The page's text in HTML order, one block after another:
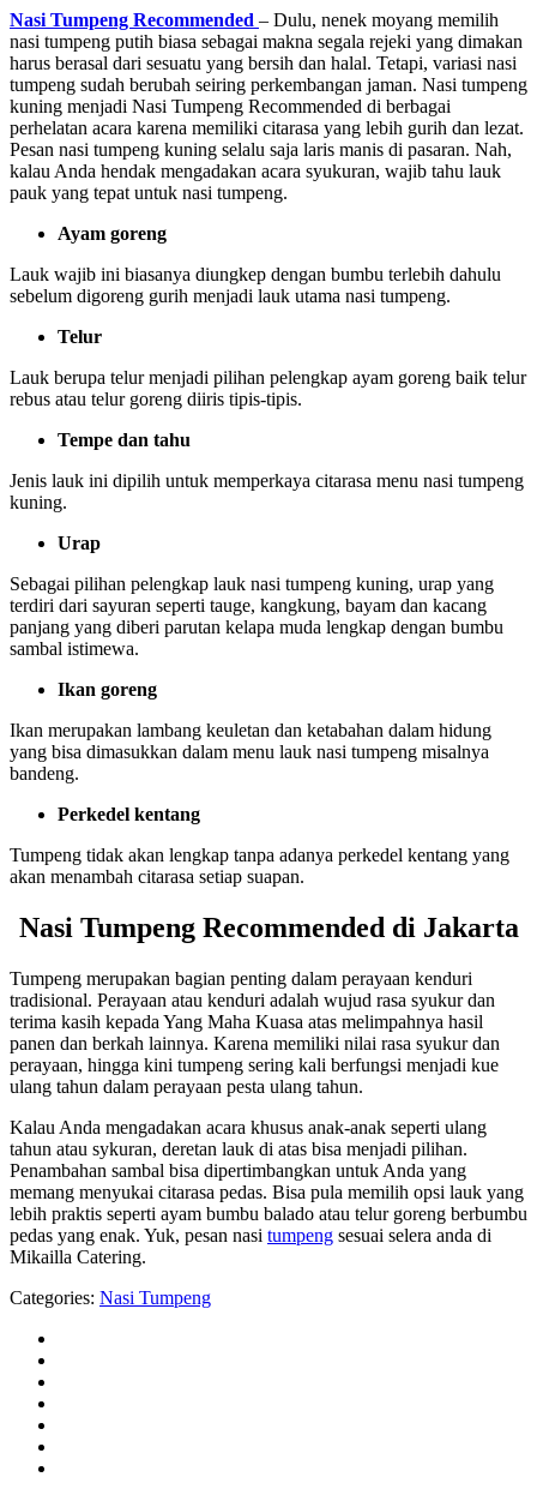
Nasi Tumpeng Recommended – Dulu, nenek moyang memilih
nasi tumpeng putih biasa sebagai makna segala rejeki yang dimakan
harus berasal dari sesuatu yang bersih dan halal. Tetapi, variasi nasi
tumpeng sudah berubah seiring perkembangan jaman. Nasi tumpeng
kuning menjadi Nasi Tumpeng Recommended di berbagai
perhelatan acara karena memiliki citarasa yang lebih gurih dan lezat.
Pesan nasi tumpeng kuning selalu saja laris manis di pasaran. Nah,
kalau Anda hendak mengadakan acara syukuran, wajib tahu lauk
pauk yang tepat untuk nasi tumpeng.
Ayam goreng
Lauk wajib ini biasanya diungkep dengan bumbu terlebih dahulu
sebelum digoreng gurih menjadi lauk utama nasi tumpeng.
Telur
Lauk berupa telur menjadi pilihan pelengkap ayam goreng baik telur
rebus atau telur goreng diiris tipis-tipis.
Tempe dan tahu
Jenis lauk ini dipilih untuk memperkaya citarasa menu nasi tumpeng
kuning.
Urap
Sebagai pilihan pelengkap lauk nasi tumpeng kuning, urap yang
terdiri dari sayuran seperti tauge, kangkung, bayam dan kacang
panjang yang diberi parutan kelapa muda lengkap dengan bumbu
sambal istimewa.
Ikan goreng
Ikan merupakan lambang keuletan dan ketabahan dalam hidung
yang bisa dimasukkan dalam menu lauk nasi tumpeng misalnya
bandeng.
Perkedel kentang
Tumpeng tidak akan lengkap tanpa adanya perkedel kentang yang
akan menambah citarasa setiap suapan.
Nasi Tumpeng Recommended di Jakarta
Tumpeng merupakan bagian penting dalam perayaan kenduri
tradisional. Perayaan atau kenduri adalah wujud rasa syukur dan
terima kasih kepada Yang Maha Kuasa atas melimpahnya hasil
panen dan berkah lainnya. Karena memiliki nilai rasa syukur dan
perayaan, hingga kini tumpeng sering kali berfungsi menjadi kue
ulang tahun dalam perayaan pesta ulang tahun.
Kalau Anda mengadakan acara khusus anak-anak seperti ulang
tahun atau sykuran, deretan lauk di atas bisa menjadi pilihan.
Penambahan sambal bisa dipertimbangkan untuk Anda yang
memang menyukai citarasa pedas. Bisa pula memilih opsi lauk yang
lebih praktis seperti ayam bumbu balado atau telur goreng berbumbu
pedas yang enak. Yuk, pesan nasi tumpeng sesuai selera anda di
Mikailla Catering.
Categories: Nasi Tumpeng